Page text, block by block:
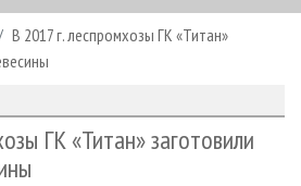
В 2017 г. леспромхозы ГК «Титан»
ГК «Титан» заготовили